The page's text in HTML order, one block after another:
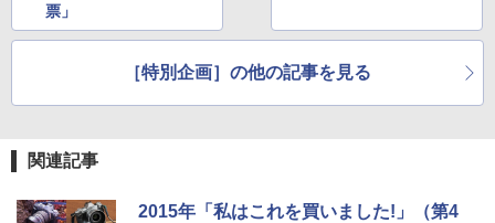
票」
［特別企画］の他の記事を見る
関連記事
2015年「私はこれを買いました!」（第4